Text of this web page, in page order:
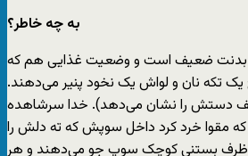
‌به چه خاطر؟
بدنت ضعیف است و وضعیت غذایی هم که
تکه نان و لواش یک نخود پنیر می‌دهند.
دستش را نشان می‌دهد). خدا سرشاهده
مقوا خرد کرد داخل سوپش که ته دلش را
ظرف بستنی کوچک سوپ جو می‌دهند و هر